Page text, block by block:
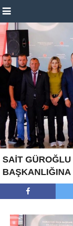
SAİT